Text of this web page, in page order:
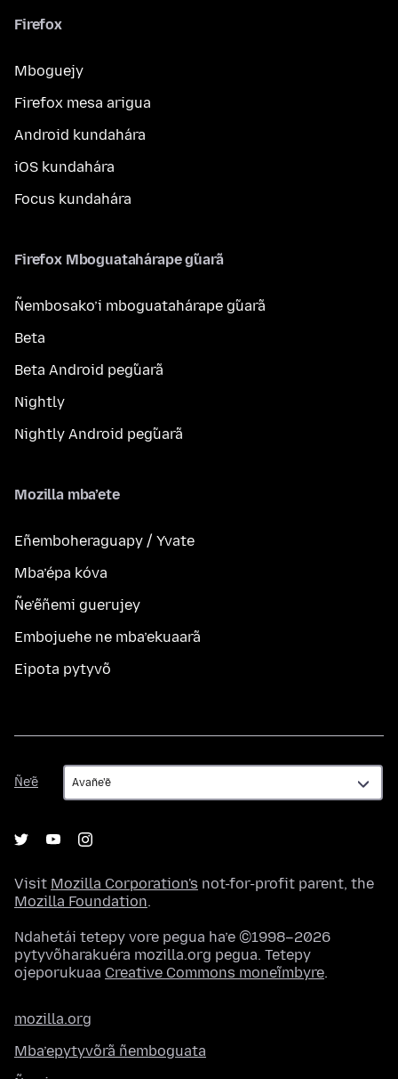
Firefox
Mboguejy
Firefox mesa arigua
Android kundahára
iOS kundahára
Focus kundahára
Firefox Mboguatahárape g̃uarã
Ñembosako’i mboguatahárape g̃uarã
Beta
Beta Android peg̃uarã
Nightly
Nightly Android peg̃uarã
Mozilla mba’ete
Eñemboheraguapy / Yvate
Mba’épa kóva
Ñe’ẽñemi guerujey
Embojuehe ne mba’ekuaarã
Eipota pytyvõ
Ñe’ẽ
Ñe’ẽ
Visit Mozilla Corporation's not-for-profit parent, the
Mozilla Foundation.
Ndahetái tetepy vore pegua ha’e ©1998–2026
pytyvõharakuéra mozilla.org pegua. Tetepy
ojeporukuaa Creative Commons moneĩmbyre.
mozilla.org
Mba’epytyvõrã ñemboguata